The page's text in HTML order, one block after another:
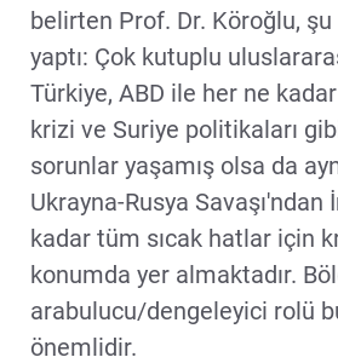
belirten Prof. Dr. Köroğlu,
yaptı: Çok kutuplu
Türkiye, ABD ile her ne
krizi ve Suriye politikaları
sorunlar yaşamış olsa da
Ukrayna-Rusya Savaşı'ndan
kadar tüm sıcak hatlar için
konumda yer almaktadır.
arabulucu/dengeleyici rolü
önemlidir.